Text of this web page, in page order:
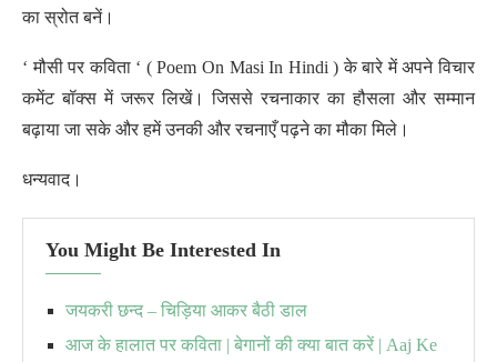
का स्रोत बनें।
‘ मौसी पर कविता ‘ ( Poem On Masi In Hindi ) के बारे में अपने विचार
कमेंट बॉक्स में जरूर लिखें। जिससे रचनाकार का हौसला और सम्मान
बढ़ाया जा सके और हमें उनकी और रचनाएँ पढ़ने का मौका मिले।
धन्यवाद।
You Might Be Interested In
जयकरी छन्द – चिड़िया आकर बैठी डाल
आज के हालात पर कविता | बेगानों की क्या बात करें | Aaj Ke